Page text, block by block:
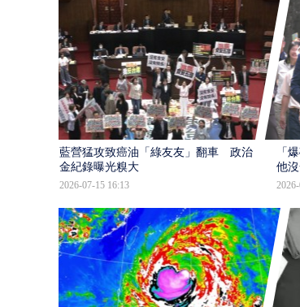
藍營猛攻致癌油「綠友友」翻車 政治獻
金紀錄曝光糗大
2026-07-15 16:13
「
他